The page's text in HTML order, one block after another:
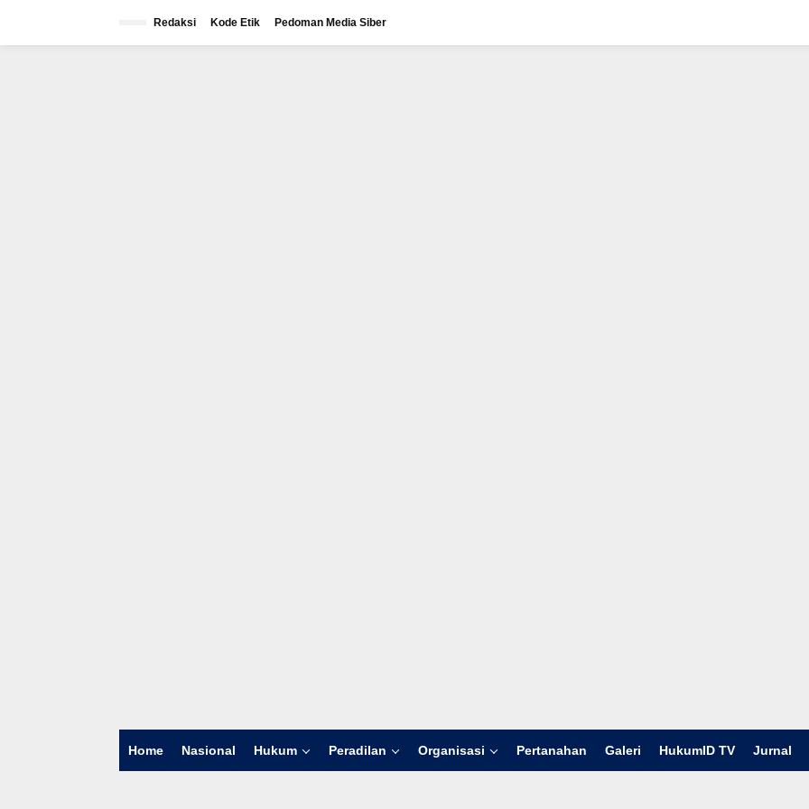
Redaksi Kode Etik Pedoman Media Siber
Home Nasional Hukum Peradilan Organisasi Pertanahan Galeri HukumID TV Jurnal